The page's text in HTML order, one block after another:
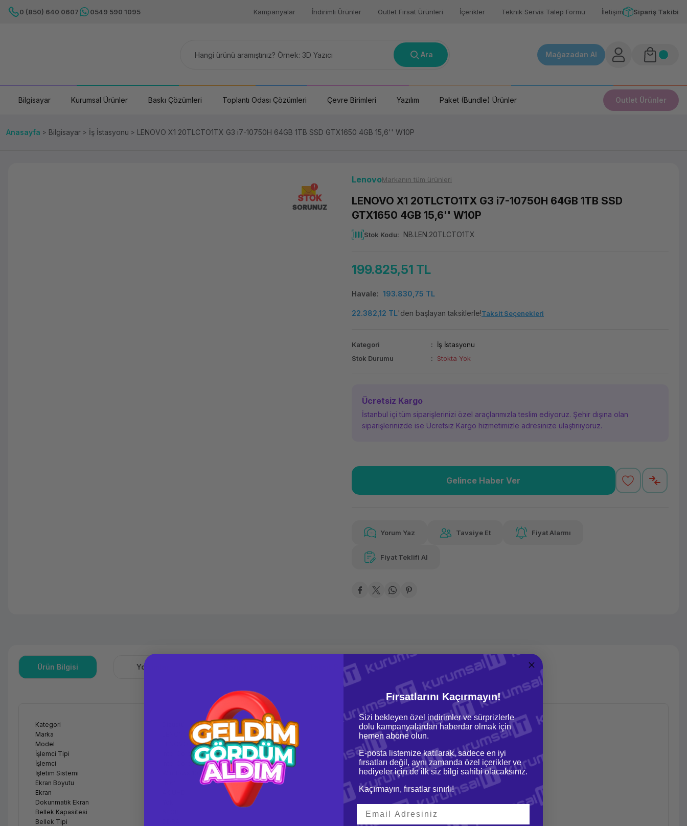
0 (850) 640 0607 0549 590 1095 Kampanyalar İndirimli Ürünler Outlet Fırsat Ürünleri İçerikler Teknik Servis Talep Formu İletişim Sipariş Takibi
Ara Mağazadan Al
Bilgisayar Kurumsal Ürünler Baskı Çözümleri Toplantı Odası Çözümleri Çevre Birimleri Yazılım Paket (Bundle) Ürünler Outlet Ürünler
Anasayfa Bilgisayar İş İstasyonu LENOVO X1 20TLCTO1TX G3 i7-10750H 64GB 1TB SSD GTX1650 4GB 15,6'' W10P
STOK
SORUNUZ
LenovoMarkanın tüm ürünleri
LENOVO X1 20TLCTO1TX G3 i7-10750H 64GB 1TB SSD
GTX1650 4GB 15,6'' W10P
Stok Kodu NB.LEN.20TLCTO1TX
199.825,51 TL
Havale 193.830,75 TL
22.382,12 TL'den başlayan taksitlerle!Taksit Seçenekleri
Kategori
İş İstasyonu
Stok Durumu
Stokta Yok
Ücretsiz Kargo
İstanbul içi tüm siparişlerinizi özel araçlarımızla teslim ediyoruz. Şehir dışına olan
siparişlerinizde ise Ücretsiz Kargo hizmetimizle adresinize ulaştırııyoruz.
Güvenilir Alışveriş
Gelince Haber Ver
Yorum Yaz Tavsiye Et Fiyat Alarmı
Fiyat Teklifi Al
Ürün Bilgisi Yorumlar Taksit Seçenekleri
Kategori
Marka
Model
LENOVO X1 G3
İşlemci Tipi
Intel Core
İşlemci
Intel Core i7-10750H 2,6GHz
İşletim Sistemi
Windows 10 Pro
Ekran Boyutu
Ekran
Dokunmatik Ekran
Bellek Kapasitesi
Bellek Tipi
Fırsatlarını Kaçırmayın!
Sizi bekleyen özel indirimler ve sürprizlerle
dolu kampanyalardan haberdar olmak için
hemen abone olun.
E-posta listemize katılarak, sadece en iyi
fırsatları değil, aynı zamanda özel içerikler ve
hediyeler için de ilk siz bilgi sahibi olacaksınız.
Kaçırmayın, fırsatlar sınırlı!